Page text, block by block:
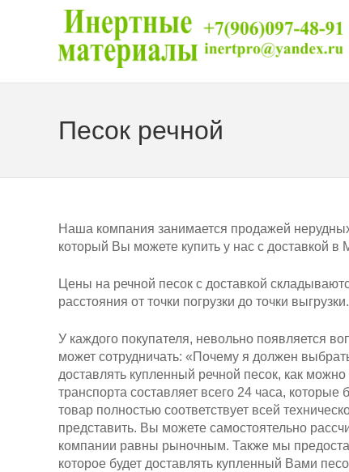
Песок речной
Наша компания занимается продажей
который Вы можете купить у нас с доставкой в
Цены на речной песок с доставкой
расстояния от точки погрузки до точки выгрузки.
У каждого покупателя, невольно появляется
может сотрудничать: «Почему я должен
доставлять купленный речной песок, как
транспорта составляет всего 24 часа,
товар полностью соответствует всей
представить. Вы можете самостоятельно
компании равны рыночным. Также мы
которое будет доставлять купленный Вами